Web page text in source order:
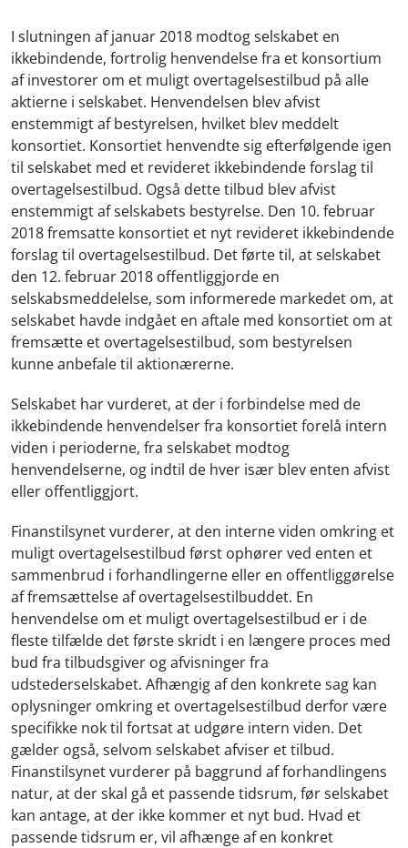
I slutningen af januar 2018 modtog selskabet en
ikkebindende, fortrolig henvendelse fra et konsortium
af investorer om et muligt overtagelsestilbud på alle
aktierne i selskabet. Henvendelsen blev afvist
enstemmigt af bestyrelsen, hvilket blev meddelt
konsortiet. Konsortiet henvendte sig efterfølgende igen
til selskabet med et revideret ikkebindende forslag til
overtagelsestilbud. Også dette tilbud blev afvist
enstemmigt af selskabets bestyrelse. Den 10. februar
2018 fremsatte konsortiet et nyt revideret ikkebindende
forslag til overtagelsestilbud. Det førte til, at selskabet
den 12. februar 2018 offentliggjorde en
selskabsmeddelelse, som informerede markedet om, at
selskabet havde indgået en aftale med konsortiet om at
fremsætte et overtagelsestilbud, som bestyrelsen
kunne anbefale til aktionærerne.
Selskabet har vurderet, at der i forbindelse med de
ikkebindende henvendelser fra konsortiet forelå intern
viden i perioderne, fra selskabet modtog
henvendelserne, og indtil de hver især blev enten afvist
eller offentliggjort.
Finanstilsynet vurderer, at den interne viden omkring et
muligt overtagelsestilbud først ophører ved enten et
sammenbrud i forhandlingerne eller en offentliggørelse
af fremsættelse af overtagelsestilbuddet. En
henvendelse om et muligt overtagelsestilbud er i de
fleste tilfælde det første skridt i en længere proces med
bud fra tilbudsgiver og afvisninger fra
udstederselskabet. Afhængig af den konkrete sag kan
oplysninger omkring et overtagelsestilbud derfor være
specifikke nok til fortsat at udgøre intern viden. Det
gælder også, selvom selskabet afviser et tilbud.
Finanstilsynet vurderer på baggrund af forhandlingens
natur, at der skal gå et passende tidsrum, før selskabet
kan antage, at der ikke kommer et nyt bud. Hvad et
passende tidsrum er, vil afhænge af en konkret